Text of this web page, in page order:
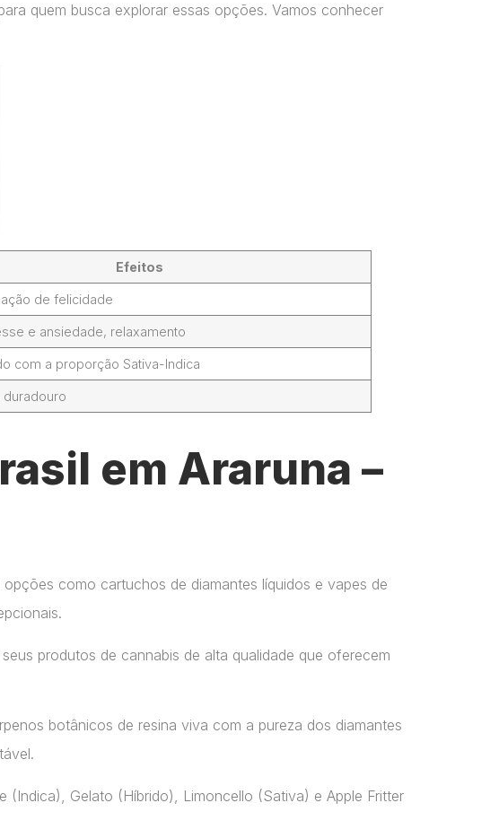
quem busca explorar essas opções. Vamos conhecer
Efeitos
de felicidade
e ansiedade, relaxamento
com a proporção Sativa-Indica
duradouro
em Araruna –
como cartuchos de diamantes líquidos e vapes de
seus produtos de cannabis de alta qualidade que oferecem
botânicos de resina viva com a pureza dos diamantes
Gelato (Híbrido), Limoncello (Sativa) e Apple Fritter